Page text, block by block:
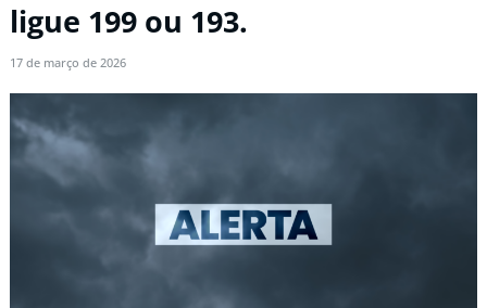
ligue 199 ou 193.
17 de março de 2026